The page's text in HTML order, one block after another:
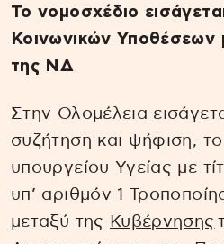
Το νομοσχέδιο
Κοινωνικών Υποθέσεων
της ΝΔ
Στην Ολομέλεια
συζήτηση και ψήφιση,
υπουργείου Υγείας με
υπ’ αριθμόν 1
μεταξύ της Κυβέρνησης